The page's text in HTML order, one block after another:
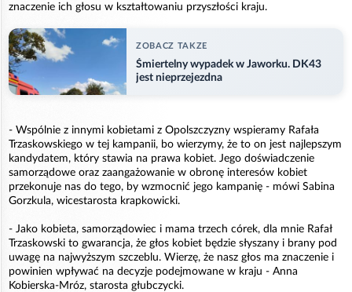
znaczenie ich głosu w kształtowaniu przyszłości kraju.
ZOBACZ TAKZE
Śmiertelny wypadek w Jaworku. DK43
jest nieprzejezdna
- Wspólnie z innymi kobietami z Opolszczyzny wspieramy Rafała
Trzaskowskiego w tej kampanii, bo wierzymy, że to on jest najlepszym
kandydatem, który stawia na prawa kobiet. Jego doświadczenie
samorządowe oraz zaangażowanie w obronę interesów kobiet
przekonuje nas do tego, by wzmocnić jego kampanię - mówi Sabina
Gorzkula, wicestarosta krapkowicki.
- Jako kobieta, samorządowiec i mama trzech córek, dla mnie Rafał
Trzaskowski to gwarancja, że głos kobiet będzie słyszany i brany pod
uwagę na najwyższym szczeblu. Wierzę, że nasz głos ma znaczenie i
powinien wpływać na decyzje podejmowane w kraju - Anna
Kobierska-Mróz, starosta głubczycki.